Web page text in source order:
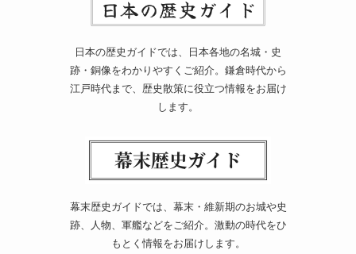
日本の歴史ガイドでは、日本各地の名城・史
跡・銅像をわかりやすくご紹介。鎌倉時代から
江戸時代まで、歴史散策に役立つ情報をお届け
します。
幕末歴史ガイドでは、幕末・維新期のお城や史
跡、人物、軍艦などをご紹介。激動の時代をひ
もとく情報をお届けします。